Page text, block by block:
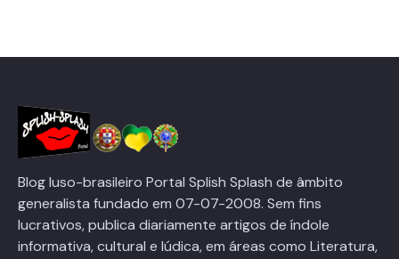
Blog luso-brasileiro Portal Splish Splash de âmbito
generalista fundado em 07-07-2008. Sem fins
lucrativos, publica diariamente artigos de índole
informativa, cultural e lúdica, em áreas como Literatura,